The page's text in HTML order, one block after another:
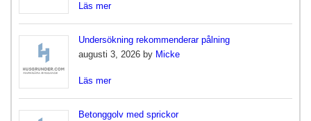
Läs mer
Undersökning rekommenderar pålning
augusti 3, 2026 by Micke
Läs mer
Betonggolv med sprickor